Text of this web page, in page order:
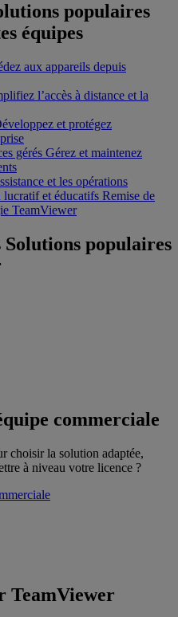
populaires
équipes
aux appareils depuis
l’accès à distance et la
et protégez
gérés Gérez et maintenez
et les opérations
lucratif et éducatifs Remise de
TeamViewer
Solutions populaires
commerciale
choisir la solution adaptée,
à niveau votre licence ?
TeamViewer